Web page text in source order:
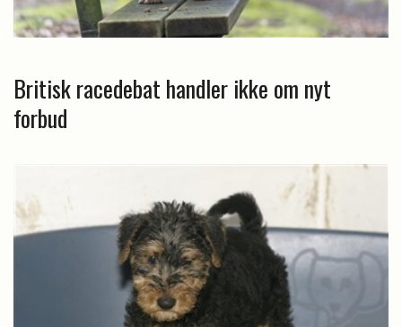
Britisk racedebat handler ikke om nyt
forbud